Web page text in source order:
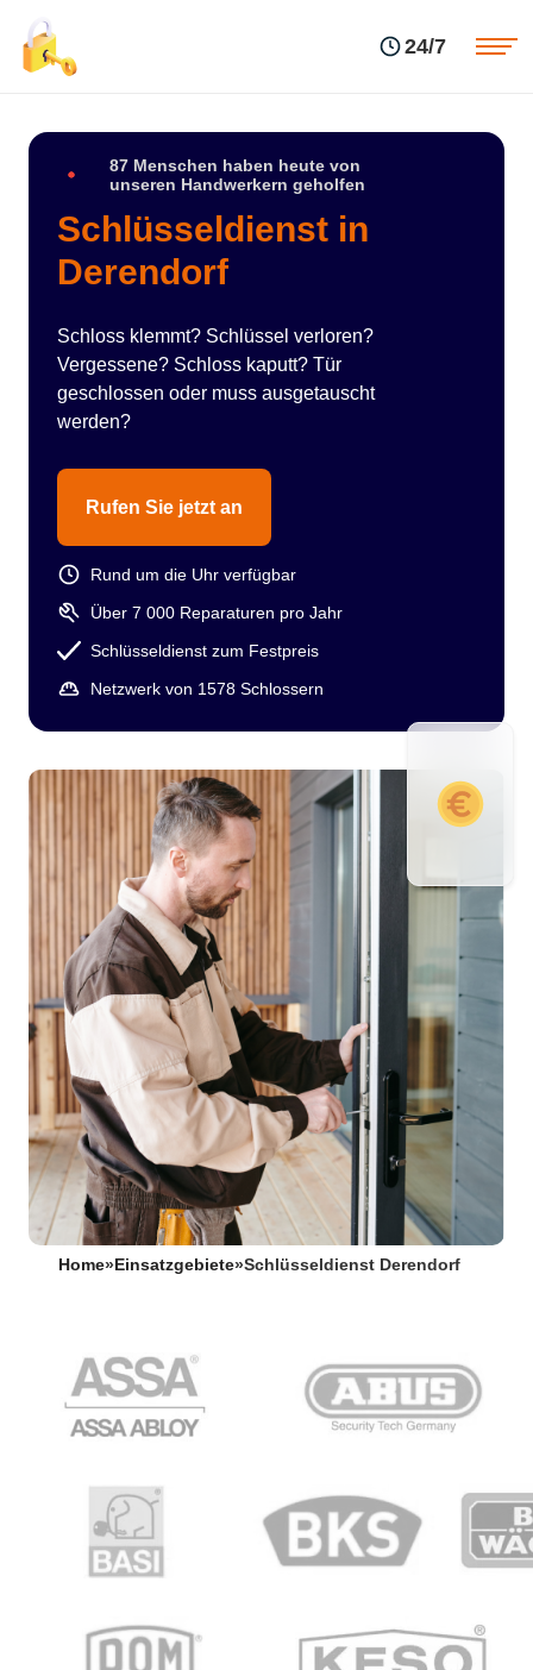
24/7
87 Menschen haben heute von
unseren Handwerkern geholfen
Schlüsseldienst in
Derendorf
Schloss klemmt? Schlüssel verloren?
Vergessene? Schloss kaputt? Tür
geschlossen oder muss ausgetauscht
werden?
Rufen Sie jetzt an
Rund um die Uhr verfügbar
Über 7 000 Reparaturen pro Jahr
Schlüsseldienst zum Festpreis
Netzwerk von 1578 Schlossern
Home» Einsatzgebiete»Schlüsseldienst Derendorf